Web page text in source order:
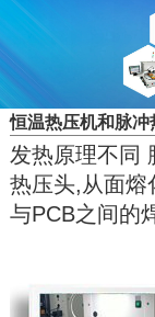
恒温热压机和脉冲
发热原理不同
热压头,从面熔
与PCB之间的